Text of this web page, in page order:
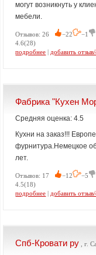
могут возникнуть у
мебели.
Отзывов: 26 −22 −1
4.6(28)
подробнее | добавить
Фабрика "Кухен
Средняя оценка: 4.5
Кухни на заказ!!!
фурнитура.Немецкое
лет.
Отзывов: 17 −12 −5
4.5(18)
подробнее | добавить
Спб-Кровати ру , г.